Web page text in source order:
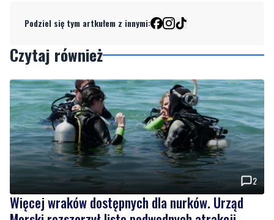
Podziel się tym artkułem z innymi:
Czytaj również
2
Więcej wraków dostępnych dla nurków. Urząd